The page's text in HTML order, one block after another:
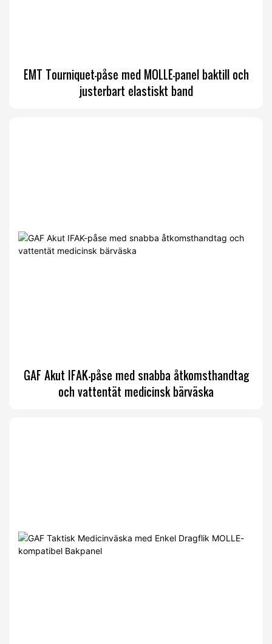
EMT Tourniquet-påse med MOLLE-panel baktill och
justerbart elastiskt band
GAF Akut IFAK-påse med snabba åtkomsthandtag
och vattentät medicinsk bärväska